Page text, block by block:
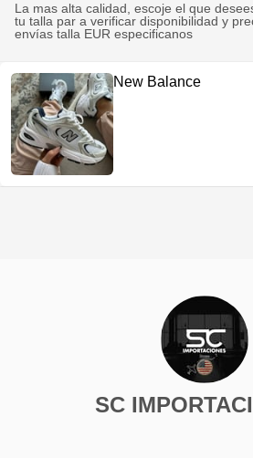
La mas alta calidad, escoje el que
tu talla par a verificar disponibilidad y
envías talla EUR especificanos
New Balance
SC